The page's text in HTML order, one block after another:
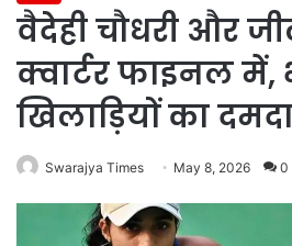
वैदेही चौधरी और
क्वार्टर फाइनल में,
खिलाड़ियों का
Swarajya Times May 8, 2026 0